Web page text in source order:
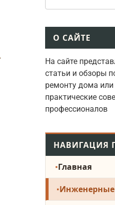
О САЙТЕ
На сайте
статьи и обзоры
ремонту дома
практические
профессионалов
НАВИГАЦИЯ
Главная